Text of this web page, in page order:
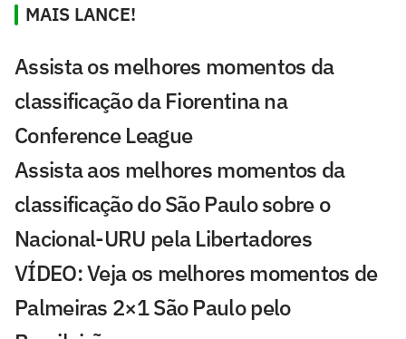
MAIS LANCE!
Assista os melhores momentos da
classificação da Fiorentina na
Conference League
Assista aos melhores momentos da
classificação do São Paulo sobre o
Nacional-URU pela Libertadores
VÍDEO: Veja os melhores momentos de
Palmeiras 2×1 São Paulo pelo